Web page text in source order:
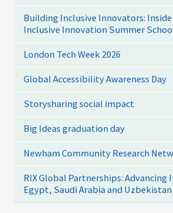
Building Inclusive Innovators: Inside
Inclusive Innovation Summer
London Tech Week 2026
Global Accessibility Awareness Day
Storysharing social impact
Big Ideas graduation day
Newham Community Research
RIX Global Partnerships: Advancing
Egypt, Saudi Arabia and Uzbekistan